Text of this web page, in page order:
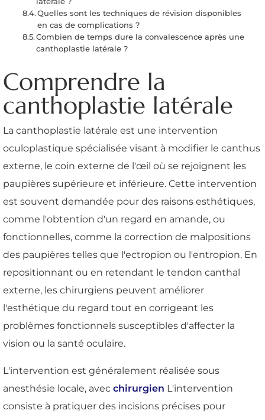
Quelles sont les techniques de révision disponibles
en cas de complications ?
Combien de temps dure la convalescence après une
canthoplastie latérale ?
Comprendre la
canthoplastie latérale
La canthoplastie latérale est une intervention
oculoplastique spécialisée visant à modifier le canthus
externe, le coin externe de l'œil où se rejoignent les
paupières supérieure et inférieure. Cette intervention
est souvent demandée pour des raisons esthétiques,
comme l'obtention d'un regard en amande, ou
fonctionnelles, comme la correction de malpositions
des paupières telles que l'ectropion ou l'entropion. En
repositionnant ou en retendant le tendon canthal
externe, les chirurgiens peuvent améliorer
l'esthétique du regard tout en corrigeant les
problèmes fonctionnels susceptibles d'affecter la
vision ou la santé oculaire.
L'intervention est généralement réalisée sous
anesthésie locale, avec chirurgien L'intervention
consiste à pratiquer des incisions précises pour